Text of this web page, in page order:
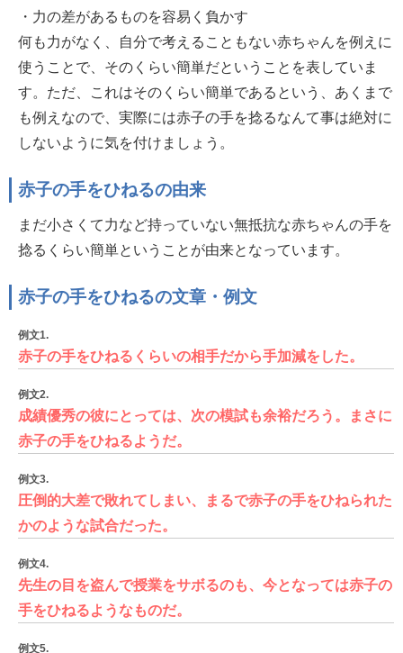
・力の差があるものを容易く負かす
何も力がなく、自分で考えることもない赤ちゃんを例えに
使うことで、そのくらい簡単だということを表していま
す。ただ、これはそのくらい簡単であるという、あくまで
も例えなので、実際には赤子の手を捻るなんて事は絶対に
しないように気を付けましょう。
赤子の手をひねるの由来
まだ小さくて力など持っていない無抵抗な赤ちゃんの手を
捻るくらい簡単ということが由来となっています。
赤子の手をひねるの文章・例文
例文1.
赤子の手をひねるくらいの相手だから手加減をした。
例文2.
成績優秀の彼にとっては、次の模試も余裕だろう。まさに
赤子の手をひねるようだ。
例文3.
圧倒的大差で敗れてしまい、まるで赤子の手をひねられた
かのような試合だった。
例文4.
先生の目を盗んで授業をサボるのも、今となっては赤子の
手をひねるようなものだ。
例文5.